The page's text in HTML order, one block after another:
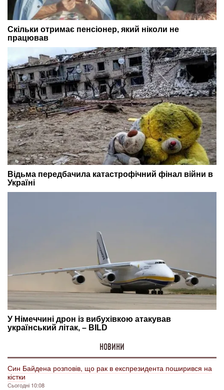
НОВИНИ
Син Байдена розповів, що рак в експрезидента поширився на
кістки
Сьогодні 10:08